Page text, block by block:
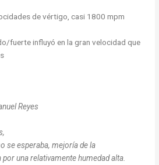
de vértigo, casi 1800 mpm
fuerte influyó en la gran velocidad que
Reyes
se esperaba, mejoría de la
una relativamente humedad alta.